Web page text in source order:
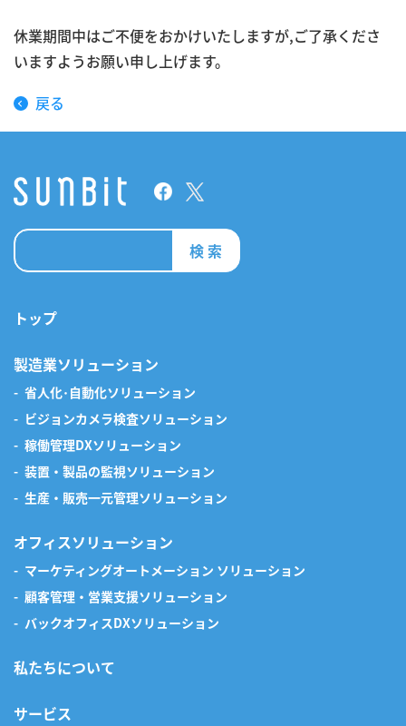
休業期間中はご不便をおかけいたしますが,ご了承くださ
いますようお願い申し上げます。
戻る
検 索
トップ
製造業ソリューション
省人化･自動化ソリューション
ビジョンカメラ検査ソリューション
稼働管理DXソリューション
装置・製品の監視ソリューション
生産・販売一元管理ソリューション
オフィスソリューション
マーケティングオートメーション ソリューション
顧客管理・営業支援ソリューション
バックオフィスDXソリューション
私たちについて
サービス